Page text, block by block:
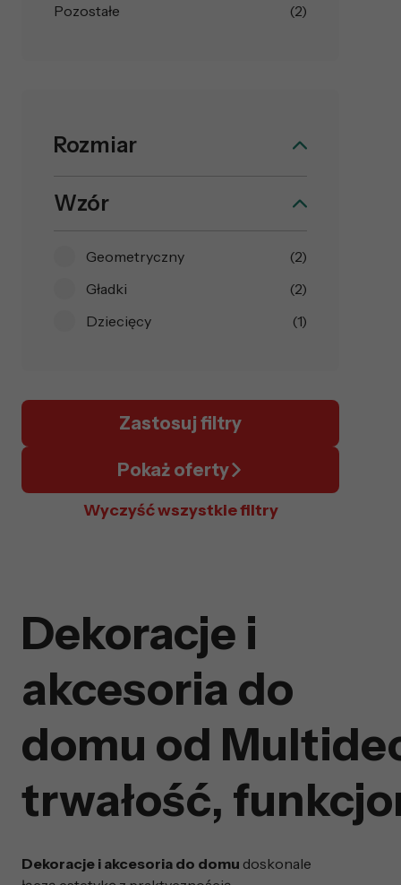
Pozostałe
(2)
Rozmiar
Wzór
Geometryczny
(2)
Gładki
(2)
Dziecięcy
(1)
Zastosuj filtry
Pokaż oferty
Wyczyść wszystkie filtry
Dekoracje i
akcesoria do
domu od
trwałość,
Dekoracje i akcesoria do domu doskonale